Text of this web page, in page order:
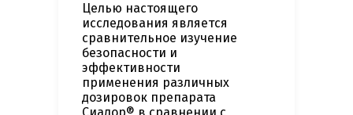
Целью настоящего
исследования является
сравнительное изучение
безопасности и
эффективности
применения различных
дозировок препарата